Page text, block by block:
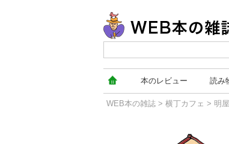
本のレビュー 読み
WEB本の雑誌 > 横丁カフェ > 明